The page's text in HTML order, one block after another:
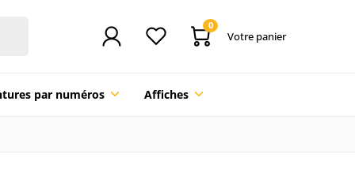
0
Votre panier
par numéros Affiches